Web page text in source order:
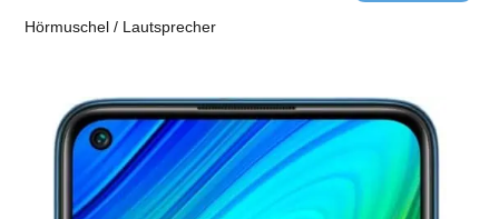
Hörmuschel / Lautsprecher